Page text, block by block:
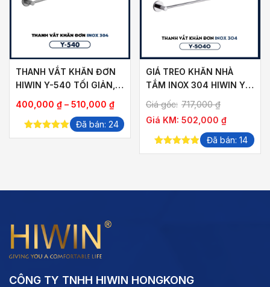
THANH VẮT KHĂN ĐƠN
HIWIN Y-540 TỐI GIẢN,
400,000 ₫ – 510,000 ₫Khoảng
giá:
từ
400,000 ₫
5.00out of
Đã bán: 24
GIÁ TREO KHĂN NHÀ
TẮM INOX 304 HIWIN Y-
5040 (600X70X50MM)
Giá gốc: 717,000₫
Giá KM: 502,000 ₫
4.88out of
Đã bán: 14
CÔNG TY TNHH HIWIN HONGKONG